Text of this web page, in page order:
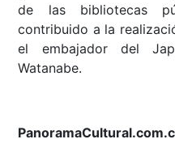
de las bibliotecas
contribuido a la
el embajador del
Watanabe.